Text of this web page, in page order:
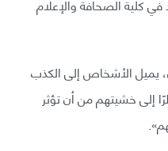
يميل الأشخاص إلى الكذب
إلى خشيتهم من أن تؤثر